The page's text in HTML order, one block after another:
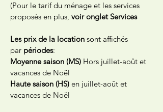
(Pour le tarif du ménage et les services
proposés en plus, voir onglet Services
Les prix de la location sont affichés
par périodes:
Moyenne saison (MS) Hors juillet-août et
vacances de Noël
Haute saison (HS) en juillet-août et
vacances de Noël